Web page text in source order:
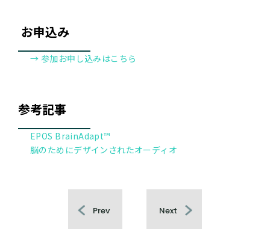
お申込み
→ 参加お申し込みはこちら
参考記事
EPOS BrainAdapt™
脳のためにデザインされたオーディオ
Prev Next